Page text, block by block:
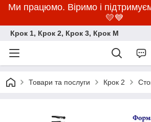
Ми працюмо. Віримо і
💛💙
Крок 1, Крок 2, Крок 3, Крок M
Товари та послуги Крок 2